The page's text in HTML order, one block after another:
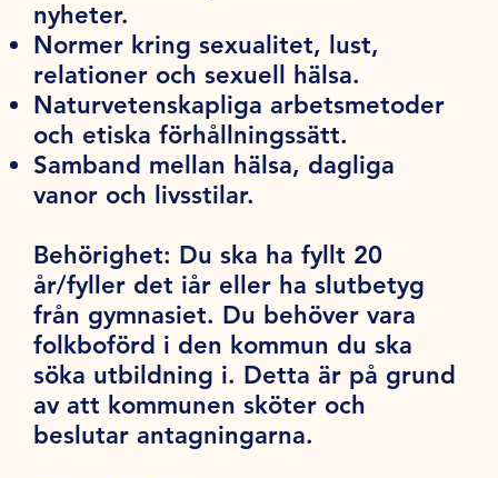
nyheter.
Normer kring sexualitet, lust,
relationer och sexuell hälsa.
Naturvetenskapliga arbetsmetoder
och etiska förhållningssätt.
Samband mellan hälsa, dagliga
vanor och livsstilar.
Behörighet: Du ska ha fyllt 20
år/fyller det iår eller ha slutbetyg
från gymnasiet. Du behöver vara
folkboförd i den kommun du ska
söka utbildning i. Detta är på grund
av att kommunen sköter och
beslutar antagningarna.